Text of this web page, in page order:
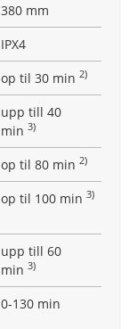
380 mm
IPX4
op til 30 min 2)
upp till 40
min 3)
op til 80 min 2)
op til 100 min 3)
upp till 60
min 3)
0-130 min